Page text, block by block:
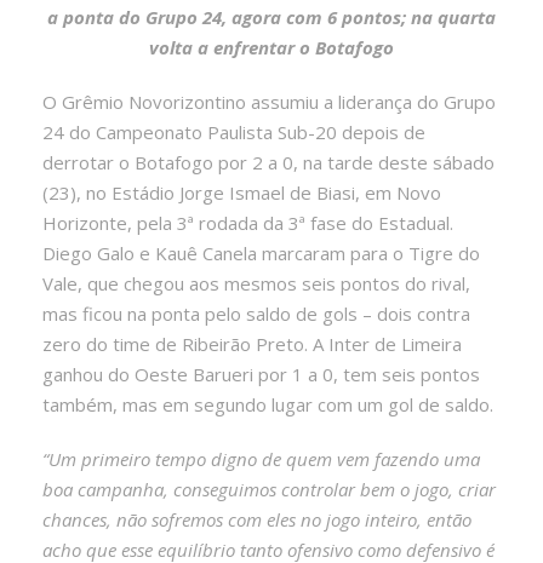
a ponta do Grupo 24, agora com 6 pontos; na quarta
volta a enfrentar o Botafogo
O Grêmio Novorizontino assumiu a liderança do Grupo
24 do Campeonato Paulista Sub-20 depois de
derrotar o Botafogo por 2 a 0, na tarde deste sábado
(23), no Estádio Jorge Ismael de Biasi, em Novo
Horizonte, pela 3ª rodada da 3ª fase do Estadual.
Diego Galo e Kauê Canela marcaram para o Tigre do
Vale, que chegou aos mesmos seis pontos do rival,
mas ficou na ponta pelo saldo de gols – dois contra
zero do time de Ribeirão Preto. A Inter de Limeira
ganhou do Oeste Barueri por 1 a 0, tem seis pontos
também, mas em segundo lugar com um gol de saldo.
“Um primeiro tempo digno de quem vem fazendo uma
boa campanha, conseguimos controlar bem o jogo, criar
chances, não sofremos com eles no jogo inteiro, então
acho que esse equilíbrio tanto ofensivo como defensivo é